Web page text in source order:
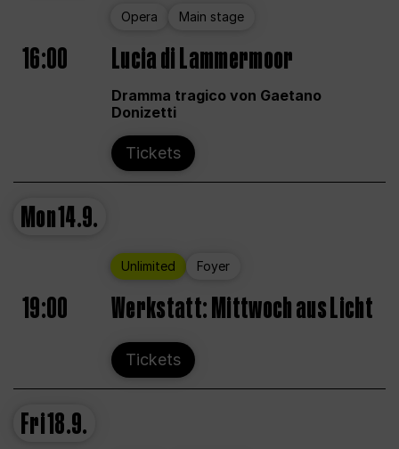
Opera Main stage
16:00 Lucia di Lammermoor
Dramma tragico von Gaetano
Donizetti
Tickets
Mon14.9.
Unlimited Foyer
19:00 Werkstatt: Mittwoch aus Licht
Tickets
Fri18.9.